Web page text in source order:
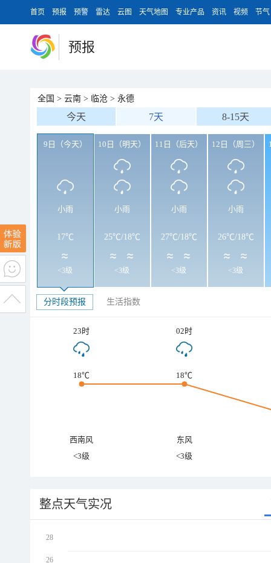
首页 预报 预警 雷达 云图 天气地图 专业产品 资讯 视频 节气
预报
全国 > 云南 > 临沧 > 永德
今天 7天 8-15天
9日（今天）
小雨
17℃
<3级
10日（明天）
小雨
25℃/18℃
<3级
11日（后天）
小雨
27℃/18℃
<3级
12日（周三）
小雨
26℃/18℃
<3级
分时段预报 生活指数
23时 02时
18℃ 18℃
西南风
东风
<3级
<3级
整点天气实况
28
26